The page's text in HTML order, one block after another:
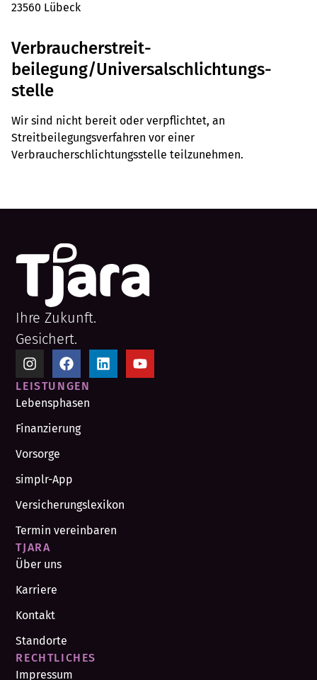
23560 Lübeck
Verbraucher­streit­
beilegung/Universal­schlichtungs­
stelle
Wir sind nicht bereit oder verpflichtet, an
Streitbeilegungsverfahren vor einer
Verbraucherschlichtungsstelle teilzunehmen.
Ihre Zukunft.
Gesichert.
LEISTUNGEN
Lebensphasen
Finanzierung
Vorsorge
simplr-App
Versicherungslexikon
Termin vereinbaren
TJARA
Über uns
Karriere
Kontakt
Standorte
RECHTLICHES
Impressum